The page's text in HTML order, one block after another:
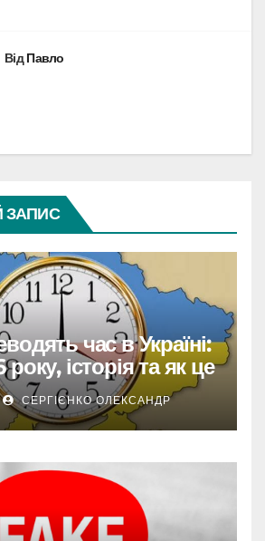
ВідПавло
ЗАПИС
час в Україні:
історія та як це
життя
СЕРГІЄНКО ОЛЕКСАНДР